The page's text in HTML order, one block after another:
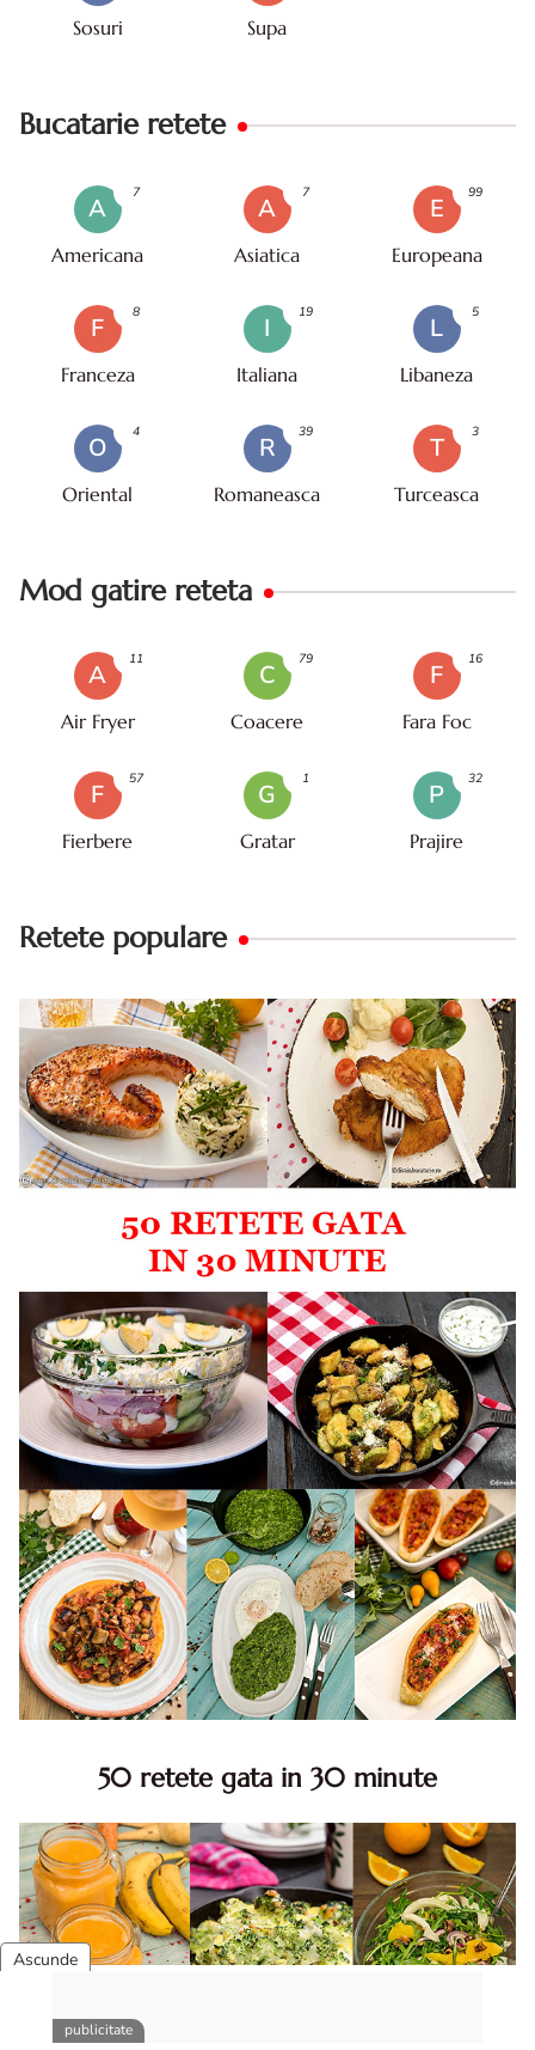
Sosuri Supa
Bucatarie retete
A
Americana
7
A
Asiatica
7
E
Europeana
99
F
Franceza
8
I
Italiana
19
L
Libaneza
5
O
Oriental
4
R
Romaneasca
39
T
Turceasca
3
Mod gatire reteta
A
Air Fryer
11
C
Coacere
79
F
Fara Foc
16
F
Fierbere
57
G
Gratar
1
P
Prajire
32
Retete populare
50 retete gata in 30 minute
minute. Retete rapide. Retete rapide de mancare. Idei
retete mancare rapid